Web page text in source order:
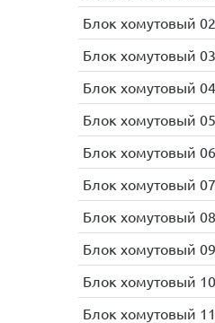
Блок хомутовый
Блок хомутовый
Блок хомутовый
Блок хомутовый
Блок хомутовый
Блок хомутовый
Блок хомутовый
Блок хомутовый
Блок хомутовый
Блок хомутовый